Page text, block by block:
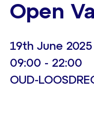
Open
19th June 2025
09:00 - 22:00
OUD-